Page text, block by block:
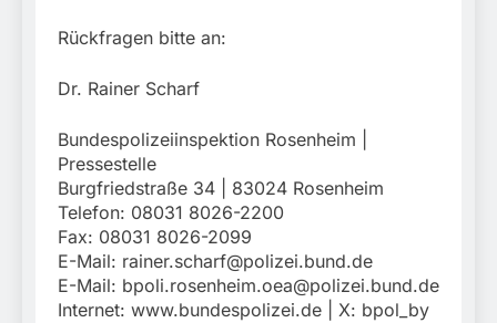
Rückfragen bitte an:
Dr. Rainer Scharf
Bundespolizeiinspektion Rosenheim |
Pressestelle
Burgfriedstraße 34 | 83024 Rosenheim
Telefon: 08031 8026-2200
Fax: 08031 8026-2099
E-Mail: rainer.scharf@polizei.bund.de
E-Mail: bpoli.rosenheim.oea@polizei.bund.de
Internet: www.bundespolizei.de | X: bpol_by